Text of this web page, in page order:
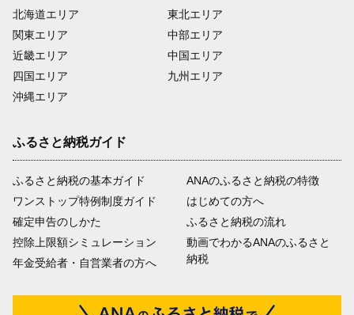
北海道エリア
関東エリア
近畿エリア
四国エリア
沖縄エリア
東北エリア
中部エリア
中国エリア
九州エリア
ふるさと納税ガイド
ふるさと納税の基本ガイド
ワンストップ特例制度ガイド
確定申告のしかた
控除上限額シミュレーション
年金受給者・自営業者の方へ
ANAのふるさと納税の特徴
はじめての方へ
ふるさと納税の流れ
動画でわかるANAのふるさと
納税